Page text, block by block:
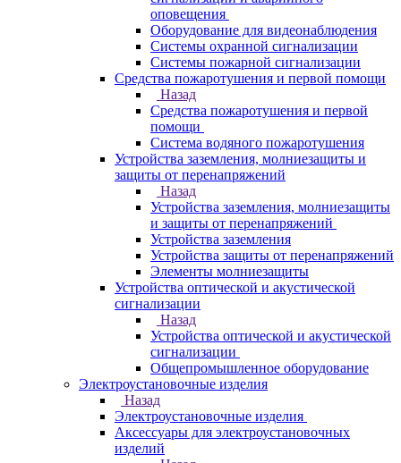
оповещения
Оборудование для видеонаблюдения
Системы охранной сигнализации
Системы пожарной сигнализации
Средства пожаротушения и первой помощи
Назад
Средства пожаротушения и первой
помощи
Система водяного пожаротушения
Устройства заземления, молниезащиты и
защиты от перенапряжений
Назад
Устройства заземления, молниезащиты
и защиты от перенапряжений
Устройства заземления
Устройства защиты от перенапряжений
Элементы молниезащиты
Устройства оптической и акустической
сигнализации
Назад
Устройства оптической и акустической
сигнализации
Общепромышленное оборудование
Электроустановочные изделия
Назад
Электроустановочные изделия
Аксессуары для электроустановочных
изделий